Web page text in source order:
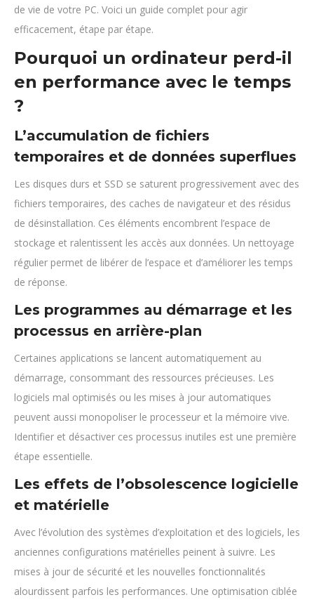
de vie de votre PC. Voici un guide complet pour agir
efficacement, étape par étape.
Pourquoi un ordinateur perd-il
en performance avec le temps
?
L’accumulation de fichiers
temporaires et de données superflues
Les disques durs et SSD se saturent progressivement avec des
fichiers temporaires, des caches de navigateur et des résidus
de désinstallation. Ces éléments encombrent l’espace de
stockage et ralentissent les accès aux données. Un nettoyage
régulier permet de libérer de l’espace et d’améliorer les temps
de réponse.
Les programmes au démarrage et les
processus en arrière-plan
Certaines applications se lancent automatiquement au
démarrage, consommant des ressources précieuses. Les
logiciels mal optimisés ou les mises à jour automatiques
peuvent aussi monopoliser le processeur et la mémoire vive.
Identifier et désactiver ces processus inutiles est une première
étape essentielle.
Les effets de l’obsolescence logicielle
et matérielle
Avec l’évolution des systèmes d’exploitation et des logiciels, les
anciennes configurations matérielles peinent à suivre. Les
mises à jour de sécurité et les nouvelles fonctionnalités
alourdissent parfois les performances. Une optimisation ciblée